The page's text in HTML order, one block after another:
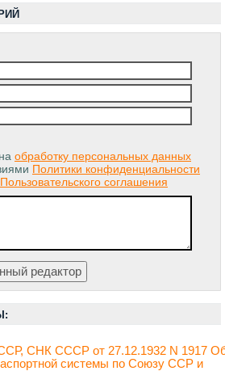
обработку персональных данных
Политики конфиденциальности
Пользовательского соглашения
СНК СССР от 27.12.1932 N 1917
системы по Союзу ССР и